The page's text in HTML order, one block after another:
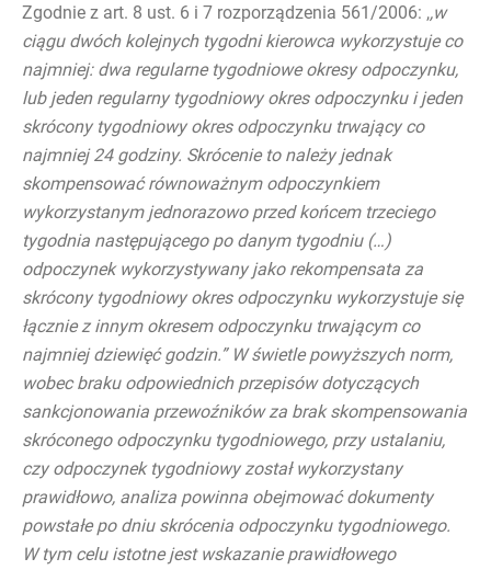
Zgodnie z art. 8 ust. 6 i 7 rozporządzenia 561/2006: ,,w
ciągu dwóch kolejnych tygodni kierowca wykorzystuje co
najmniej: dwa regularne tygodniowe okresy odpoczynku,
lub jeden regularny tygodniowy okres odpoczynku i jeden
skrócony tygodniowy okres odpoczynku trwający co
najmniej 24 godziny. Skrócenie to należy jednak
skompensować równoważnym odpoczynkiem
wykorzystanym jednorazowo przed końcem trzeciego
tygodnia następującego po danym tygodniu (…)
odpoczynek wykorzystywany jako rekompensata za
skrócony tygodniowy okres odpoczynku wykorzystuje się
łącznie z innym okresem odpoczynku trwającym co
najmniej dziewięć godzin.” W świetle powyższych norm,
wobec braku odpowiednich przepisów dotyczących
sankcjonowania przewoźników za brak skompensowania
skróconego odpoczynku tygodniowego, przy ustalaniu,
czy odpoczynek tygodniowy został wykorzystany
prawidłowo, analiza powinna obejmować dokumenty
powstałe po dniu skrócenia odpoczynku tygodniowego.
W tym celu istotne jest wskazanie prawidłowego